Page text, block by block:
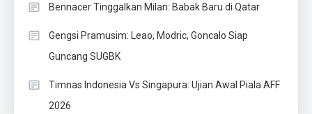
Bennacer Tinggalkan Milan: Babak Baru di Qatar
Gengsi Pramusim: Leao, Modric, Goncalo Siap
Guncang SUGBK
Timnas Indonesia Vs Singapura: Ujian Awal Piala AFF
2026